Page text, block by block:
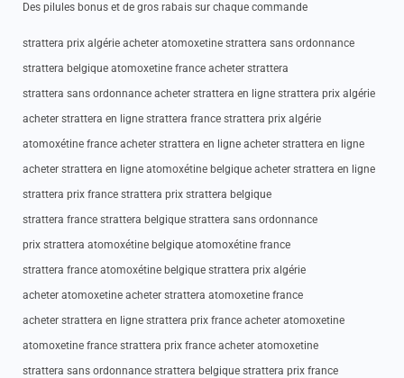
Des pilules bonus et de gros rabais sur chaque commande
strattera prix algérie acheter atomoxetine strattera sans ordonnance
strattera belgique atomoxetine france acheter strattera
strattera sans ordonnance acheter strattera en ligne strattera prix algérie
acheter strattera en ligne strattera france strattera prix algérie
atomoxétine france acheter strattera en ligne acheter strattera en ligne
acheter strattera en ligne atomoxétine belgique acheter strattera en ligne
strattera prix france strattera prix strattera belgique
strattera france strattera belgique strattera sans ordonnance
prix strattera atomoxétine belgique atomoxétine france
strattera france atomoxétine belgique strattera prix algérie
acheter atomoxetine acheter strattera atomoxetine france
acheter strattera en ligne strattera prix france acheter atomoxetine
atomoxetine france strattera prix france acheter atomoxetine
strattera sans ordonnance strattera belgique strattera prix france